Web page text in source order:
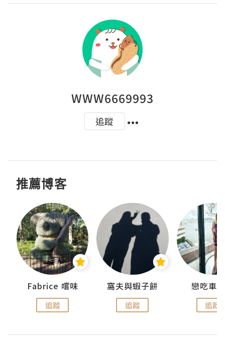
WWW6669993
追蹤
推薦博客
Fabrice 嚐味
追蹤
窩夫與蝦子餅
追蹤
戀吃車
追蹤